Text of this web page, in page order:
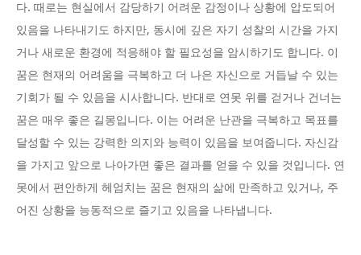
다. 때로는 현실에서 감당하기 어려운 감정이나 상황에 압도되어
있음을 나타내기도 하지만, 동시에 깊은 자기 성찰의 시간을 가지
거나 새로운 환경에 적응해야 할 필요성을 암시하기도 합니다. 이
꿈은 현재의 어려움을 극복하고 더 나은 자신으로 거듭날 수 있는
기회가 될 수 있음을 시사합니다. 반대로 연못 위를 걷거나 건너는
꿈은 매우 좋은 길몽입니다. 이는 어려운 난관을 극복하고 목표를
달성할 수 있는 강력한 의지와 능력이 있음을 보여줍니다. 자신감
을 가지고 앞으로 나아가면 좋은 결과를 얻을 수 있을 것입니다. 연
못에서 편안하게 헤엄치는 꿈은 현재의 삶에 만족하고 있거나, 주
어진 상황을 능동적으로 즐기고 있음을 나타냅니다.